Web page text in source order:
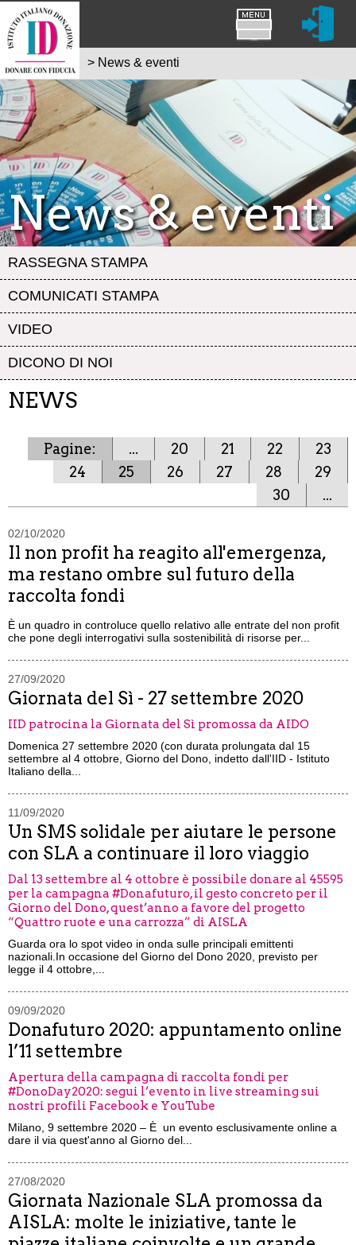
News & eventi
RASSEGNA STAMPA
COMUNICATI STAMPA
VIDEO
DICONO DI NOI
> News & eventi
NEWS
Pagine: ... 20 21 22
23
24
25 26 27 28
29
30
...
02/10/2020
Il non profit ha reagito all'emergenza,
ma restano ombre sul futuro della
raccolta fondi
È un quadro in controluce quello relativo alle entrate del non profit
che pone degli interrogativi sulla sostenibilità di risorse per...
27/09/2020
Giornata del Sì - 27 settembre 2020
IID patrocina la Giornata del Sì promossa da AIDO
Domenica 27 settembre 2020 (con durata prolungata dal 15
settembre al 4 ottobre, Giorno del Dono, indetto dall'IID - Istituto
Italiano della...
11/09/2020
Un SMS solidale per aiutare le persone
con SLA a continuare il loro viaggio
Dal 13 settembre al 4 ottobre è possibile donare al 45595
per la campagna #Donafuturo, il gesto concreto per il
Giorno del Dono, quest’anno a favore del progetto
“Quattro ruote e una carrozza” di AISLA
Guarda ora lo spot video in onda sulle principali emittenti
nazionali.In occasione del Giorno del Dono 2020, previsto per
legge il 4 ottobre,...
09/09/2020
Donafuturo 2020: appuntamento online
l’11 settembre
Apertura della campagna di raccolta fondi per
#DonoDay2020: segui l’evento in live streaming sui
nostri profili Facebook e YouTube
Milano, 9 settembre 2020 – È un evento esclusivamente online a
dare il via quest'anno al Giorno del...
27/08/2020
Giornata Nazionale SLA promossa da
AISLA: molte le iniziative, tante le